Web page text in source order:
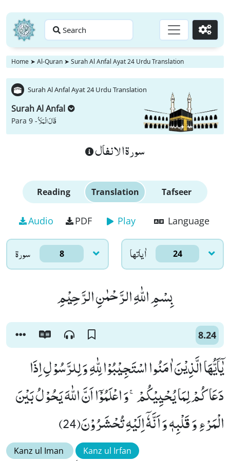
Search Go
Home ➤ Al-Quran ➤ Surah Al Anfal Ayat 24 Urdu Translation
Surah Al Anfal Ayat 24 Urdu Translation
Surah Al Anfal
Para 9 -قَالَ الْمَلَاُ
سورة الانفال
Reading Translation Tafseer
Audio PDF Play Language
سورۃ 8 اٰياتها 24
بِسْمِ اللّٰهِ الرَّحْمٰنِ الرَّحِیْمِ
8.24
یٰۤاَیُّهَا الَّذِیْنَ اٰمَنُوا اسْتَجِیْبُوْا لِلّٰهِ وَ لِلرَّسُوْلِ اِذَا
دَعَاكُمْ لِمَا یُحْیِیْكُمْۚ-وَ اعْلَمُوْۤا اَنَّ اللّٰهَ یَحُوْلُ بَیْنَ
الْمَرْءِ وَ قَلْبِهٖ وَ اَنَّهٗۤ اِلَیْهِ تُحْشَرُوْنَ(24)
Kanz ul Iman Kanz ul Irfan